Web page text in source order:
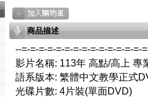
商品描述
--=-=-=-=-=-=-=-=-=-=-=-=-=-=-
影片名稱: 113年 高點/高上 專
語系版本: 繁體中文教學正式
光碟片數: 4片裝(單面DVD)